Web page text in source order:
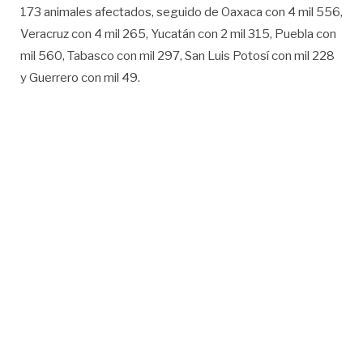
173 animales afectados, seguido de Oaxaca con 4 mil 556,
Veracruz con 4 mil 265, Yucatán con 2 mil 315, Puebla con
mil 560, Tabasco con mil 297, San Luis Potosí con mil 228
y Guerrero con mil 49.